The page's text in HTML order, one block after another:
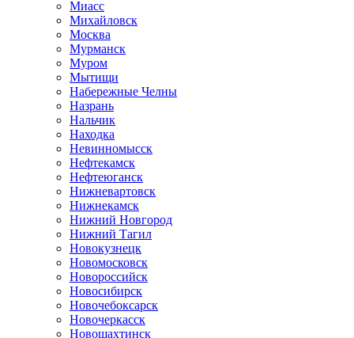
Миасс
Михайловск
Москва
Мурманск
Муром
Мытищи
Набережные Челны
Назрань
Нальчик
Находка
Невинномысск
Нефтекамск
Нефтеюганск
Нижневартовск
Нижнекамск
Нижний Новгород
Нижний Тагил
Новокузнецк
Новомосковск
Новороссийск
Новосибирск
Новочебоксарск
Новочеркасск
Новошахтинск